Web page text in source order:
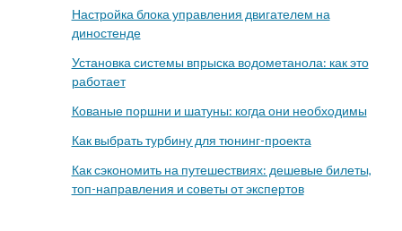
Настройка блока управления двигателем на
диностенде
Установка системы впрыска водометанола: как это
работает
Кованые поршни и шатуны: когда они необходимы
Как выбрать турбину для тюнинг-проекта
Как сэкономить на путешествиях: дешевые билеты,
топ-направления и советы от экспертов